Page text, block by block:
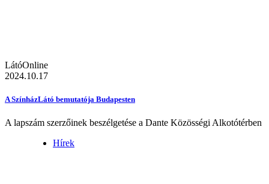
LátóOnline
2024.10.17
A SzínházLátó bemutatója Budapesten
A lapszám szerzőinek beszélgetése a Dante Közösségi Alkotótérben
Hírek